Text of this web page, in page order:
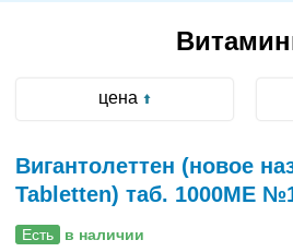
цена
Вигантолеттен (новое
Tabletten) таб. 1000МЕ
Есть в наличии